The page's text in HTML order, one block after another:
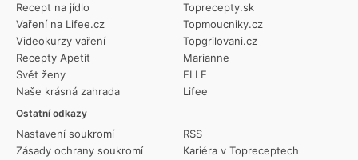
Recept na jídlo
Vaření na Lifee.cz
Videokurzy vaření
Recepty Apetit
Svět ženy
Naše krásná zahrada
Ostatní odkazy
Nastavení soukromí
Zásady ochrany soukromí
RSS
Kariéra v Topreceptech
Toprecepty.sk
Topmoucniky.cz
Topgrilovani.cz
Marianne
ELLE
Lifee